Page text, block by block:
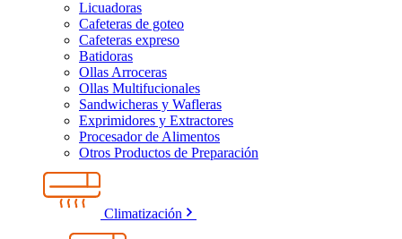
Licuadoras
Cafeteras de goteo
Cafeteras expreso
Batidoras
Ollas Arroceras
Ollas Multifucionales
Sandwicheras y Wafleras
Exprimidores y Extractores
Procesador de Alimentos
Otros Productos de Preparación
Climatización